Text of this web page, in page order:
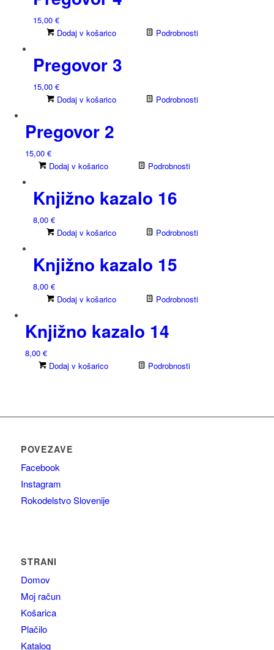
15,00 €
Dodaj v košarico
Podrobnosti
Pregovor 3
15,00 €
Dodaj v košarico
Podrobnosti
Pregovor 2
15,00 €
Dodaj v košarico
Podrobnosti
Knjižno kazalo 16
8,00 €
Dodaj v košarico
Podrobnosti
Knjižno kazalo 15
8,00 €
Dodaj v košarico
Podrobnosti
Knjižno kazalo 14
8,00 €
Dodaj v košarico
Podrobnosti
POVEZAVE
Facebook
Instagram
Rokodelstvo Slovenije
STRANI
Domov
Moj račun
Košarica
Plačilo
Katalog